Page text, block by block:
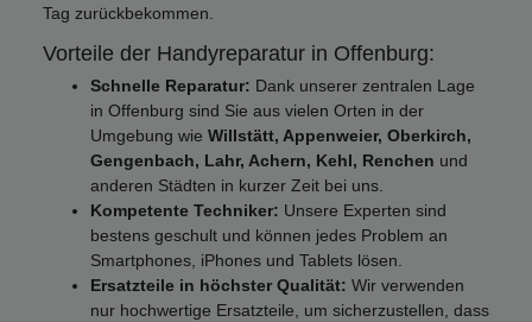
Tag zurückbekommen.
Vorteile der Handyreparatur in Offenburg:
Schnelle Reparatur: Dank unserer zentralen Lage
in Offenburg sind Sie aus vielen Orten in der
Umgebung wie Willstätt, Appenweier, Oberkirch,
Gengenbach, Lahr, Achern, Kehl, Renchen und
anderen Städten in kurzer Zeit bei uns.
Kompetente Techniker: Unsere Experten sind
bestens geschult und können jedes Problem an
Smartphones, iPhones und Tablets lösen.
Ersatzteile in höchster Qualität: Wir verwenden
nur hochwertige Ersatzteile, um sicherzustellen, dass